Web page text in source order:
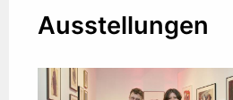
Ausstellungen